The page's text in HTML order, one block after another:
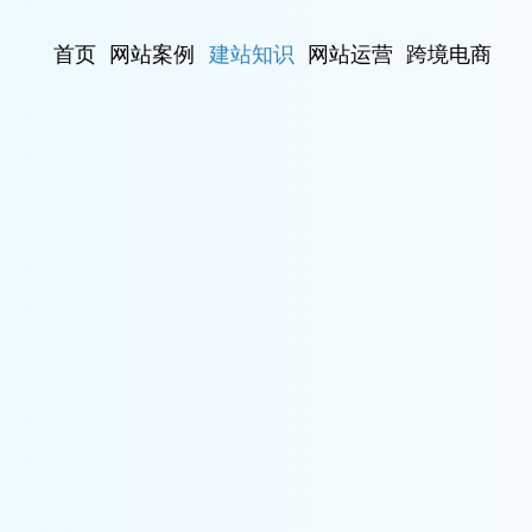
首页 网站案例 建站知识 网站运营 跨境电商